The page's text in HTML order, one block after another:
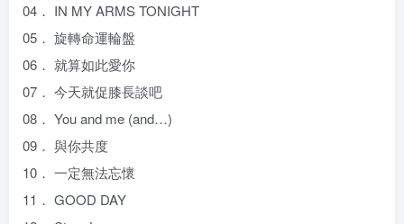
04． IN MY ARMS TONIGHT
05． 旋轉命運輪盤
06． 就算如此愛你
07． 今天就促膝長談吧
08． You and me (and…)
09． 與你共度
10． 一定無法忘懷
11． GOOD DAY